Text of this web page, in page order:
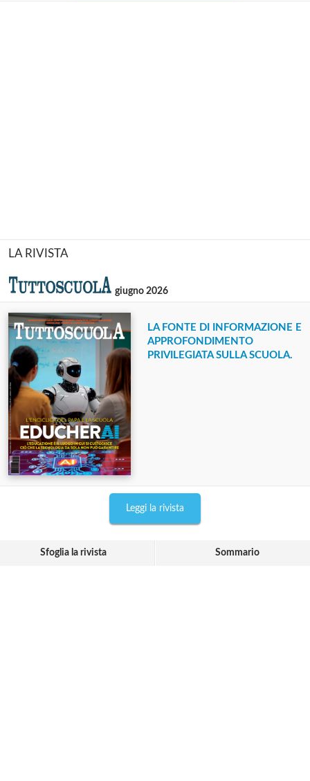
LA RIVISTA
giugno 2026
LA FONTE DI INFORMAZIONE E
APPROFONDIMENTO
PRIVILEGIATA SULLA SCUOLA.
Leggi la rivista
Sfoglia la rivista Sommario